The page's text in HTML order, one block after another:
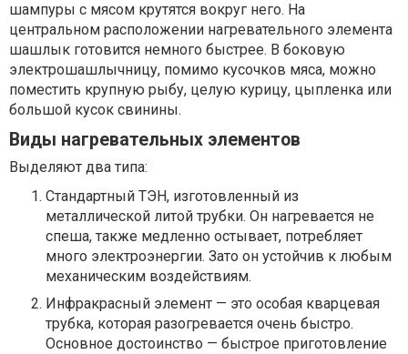
шампуры с мясом крутятся вокруг него. На
центральном расположении нагревательного элемента
шашлык готовится немного быстрее. В боковую
электрошашлычницу, помимо кусочков мяса, можно
поместить крупную рыбу, целую курицу, цыпленка или
большой кусок свинины.
Виды нагревательных элементов
Выделяют два типа:
Стандартный ТЭН, изготовленный из
металлической литой трубки. Он нагревается не
спеша, также медленно остывает, потребляет
много электроэнергии. Зато он устойчив к любым
механическим воздействиям.
Инфракрасный элемент — это особая кварцевая
трубка, которая разогревается очень быстро.
Основное достоинство — быстрое приготовление